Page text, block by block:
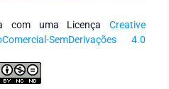
instituições, tanto no Brasil
de redes de pesquisa
continuada de profissionais
se a produção e a ampla
em distintas áreas do saber.
gratidão aos autores pelo
com uma Licença Creative
SemDerivações 4.0